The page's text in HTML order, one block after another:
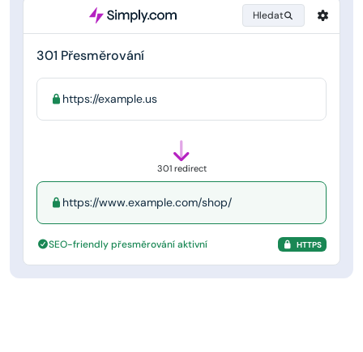
Hledat
301 Přesměrování
https://example.us
301 redirect
https://www.example.com/shop/
SEO-friendly přesměrování aktivní HTTPS